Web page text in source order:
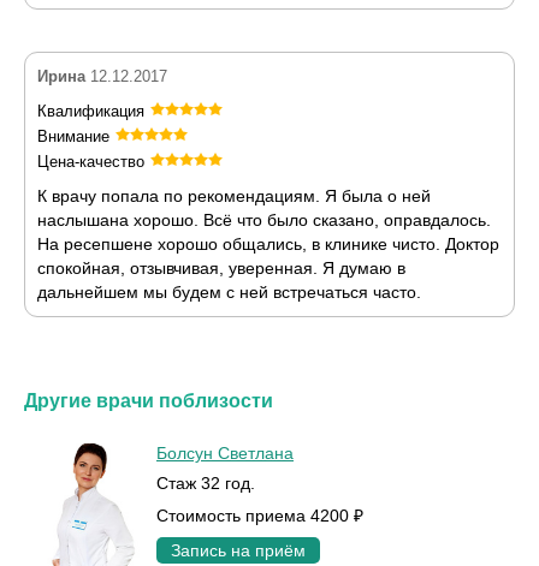
Ирина 12.12.2017
Квалификация
Внимание
Цена-качество
К врачу попала по рекомендациям. Я была о ней
наслышана хорошо. Всё что было сказано, оправдалось.
На ресепшене хорошо общались, в клинике чисто. Доктор
спокойная, отзывчивая, уверенная. Я думаю в
дальнейшем мы будем с ней встречаться часто.
Другие врачи поблизости
Болсун Светлана
Стаж 32 год.
Стоимость приема 4200 ₽
Запись на приём